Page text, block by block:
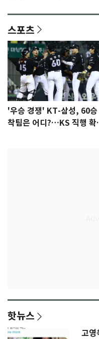
스포츠
'우승 경쟁' KT-삼성, 60승
착팀은 어디?…KS 직행 확
핫뉴스
고